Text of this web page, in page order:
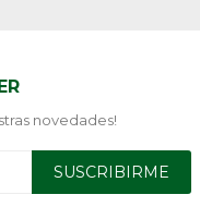
novedades!
SUSCRIBIRME